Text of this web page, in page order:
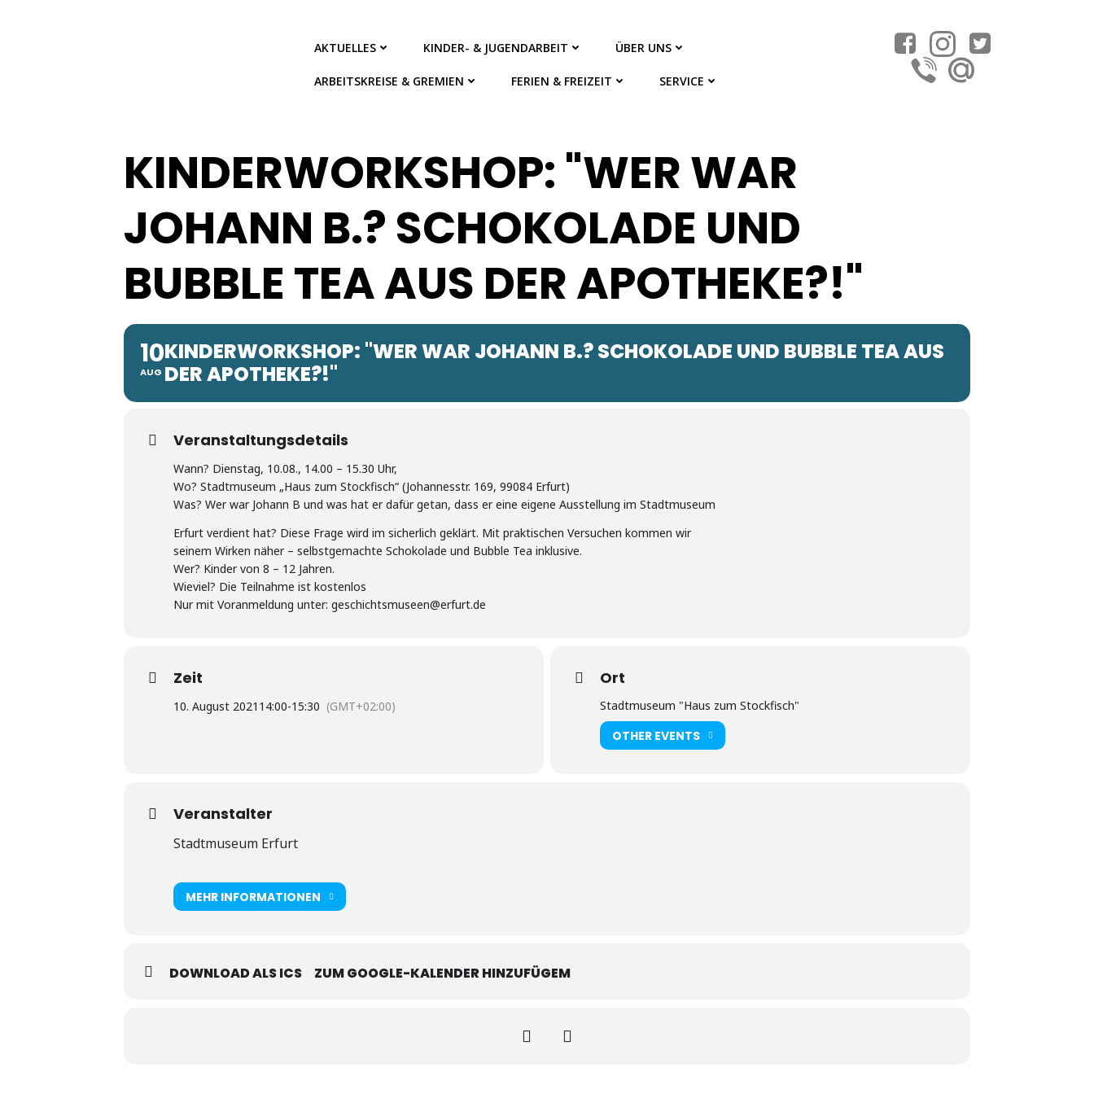
AKTUELLES KINDER- & JUGENDARBEIT ÜBER UNS
ARBEITSKREISE & GREMIEN FERIEN & FREIZEIT SERVICE
KINDERWORKSHOP: "WER WAR
JOHANN B.? SCHOKOLADE UND
BUBBLE TEA AUS DER APOTHEKE?!"
10
AUG
KINDERWORKSHOP: "WER WAR JOHANN B.? SCHOKOLADE UND BUBBLE TEA AUS
DER APOTHEKE?!"
Veranstaltungsdetails
Wann? Dienstag, 10.08., 14.00 – 15.30 Uhr,
Wo? Stadtmuseum „Haus zum Stockfisch“ (Johannesstr. 169, 99084 Erfurt)
Was? Wer war Johann B und was hat er dafür getan, dass er eine eigene Ausstellung im Stadtmuseum
Erfurt verdient hat? Diese Frage wird im sicherlich geklärt. Mit praktischen Versuchen kommen wir
seinem Wirken näher – selbstgemachte Schokolade und Bubble Tea inklusive.
Wer? Kinder von 8 – 12 Jahren.
Wieviel? Die Teilnahme ist kostenlos
Nur mit Voranmeldung unter: geschichtsmuseen@erfurt.de
Zeit
10. August 2021 14:00-15:30 (GMT+02:00)
Ort
Stadtmuseum "Haus zum Stockfisch"
OTHER EVENTS
Veranstalter
Stadtmuseum Erfurt
MEHR INFORMATIONEN
DOWNLOAD ALS ICS ZUM GOOGLE-KALENDER HINZUFÜGEM